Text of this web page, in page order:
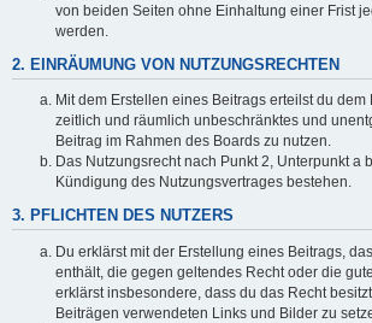
von beiden Seiten ohne Einhaltung einer Frist
werden.
2. EINRÄUMUNG VON NUTZUNGSRECHTEN
Mit dem Erstellen eines Beitrags erteilst du
zeitlich und räumlich unbeschränktes und
Beitrag im Rahmen des Boards zu nutzen.
Das Nutzungsrecht nach Punkt 2, Unterpunkt a
Kündigung des Nutzungsvertrages bestehen.
3. PFLICHTEN DES NUTZERS
Du erklärst mit der Erstellung eines Beitrags,
enthält, die gegen geltendes Recht oder die
erklärst insbesondere, dass du das Recht
Beiträgen verwendeten Links und Bilder zu